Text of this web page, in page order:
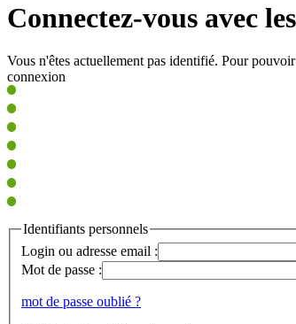
Connectez-vous avec
Vous n'êtes actuellement pas identifié. Pour
connexion
Identifiants personnels
Login ou adresse email :
Mot de passe :
mot de passe oublié ?